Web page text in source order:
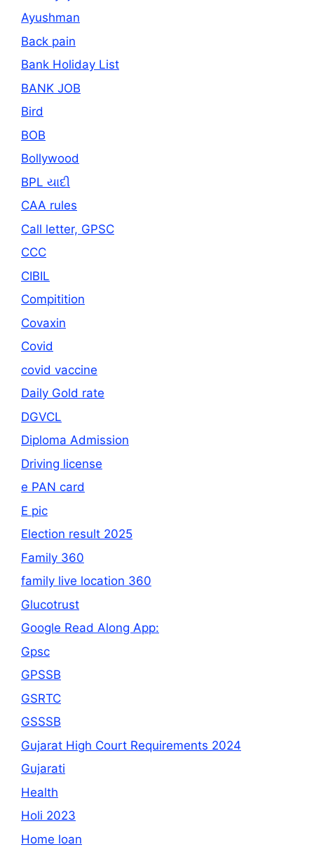
Ayushman
Back pain
Bank Holiday List
BANK JOB
Bird
BOB
Bollywood
BPL યાદી
CAA rules
Call letter, GPSC
CCC
CIBIL
Compitition
Covaxin
Covid
covid vaccine
Daily Gold rate
DGVCL
Diploma Admission
Driving license
e PAN card
E pic
Election result 2025
Family 360
family live location 360
Glucotrust
Google Read Along App:
Gpsc
GPSSB
GSRTC
GSSSB
Gujarat High Court Requirements 2024
Gujarati
Health
Holi 2023
Home loan